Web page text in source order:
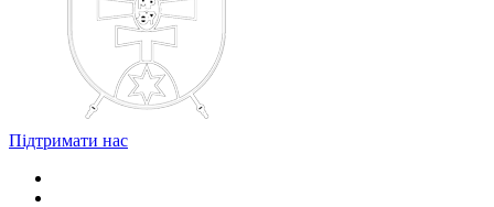
Підтримати нас